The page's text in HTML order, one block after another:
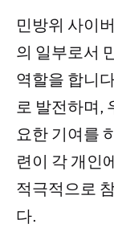
민방위 사이
의 일부로서
역할을 합니
로 발전하며,
요한 기여를
련이 각 개인
적극적으로
다.